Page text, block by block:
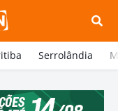
Serrolândia